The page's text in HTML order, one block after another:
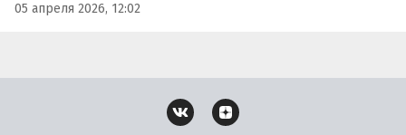
05 апреля 2026, 12:02